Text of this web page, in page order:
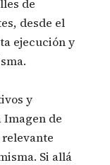
de
desde el
ejecución y
y
de
Si allá